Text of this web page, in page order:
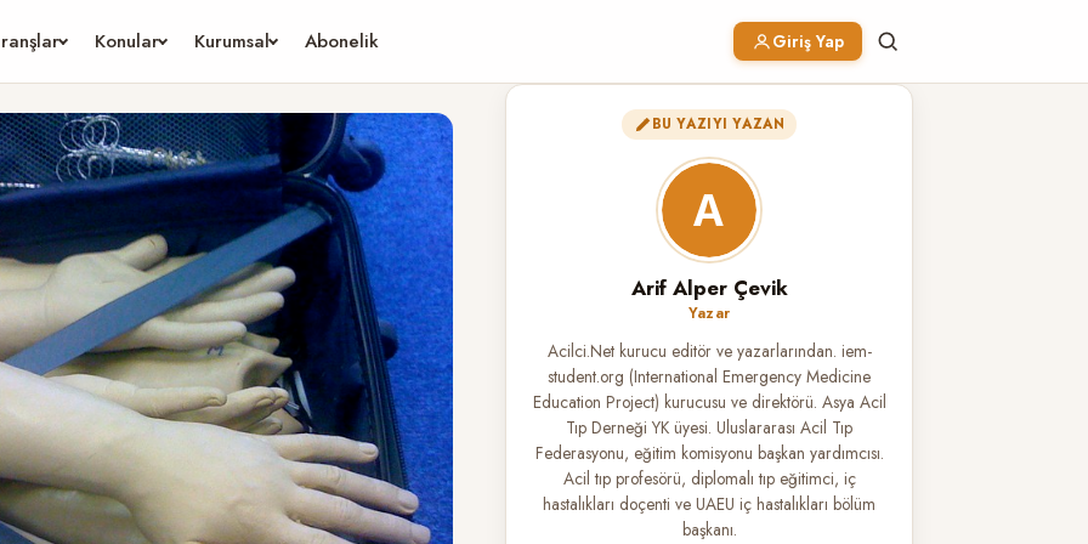
Konular Kurumsal Abonelik Giriş Yap
BU YAZIYI YAZAN
Arif Alper Çevik
Yazar
Acilci.Net kurucu editör ve yazarlarından. iem-
student.org (International Emergency Medicine
Education Project) kurucusu ve direktörü. Asya Acil
Tıp Derneği YK üyesi. Uluslararası Acil Tıp
Federasyonu, eğitim komisyonu başkan yardımcısı.
Acil tıp profesörü, diplomalı tıp eğitimci, iç
hastalıkları doçenti ve UAEU iç hastalıkları bölüm
başkanı.